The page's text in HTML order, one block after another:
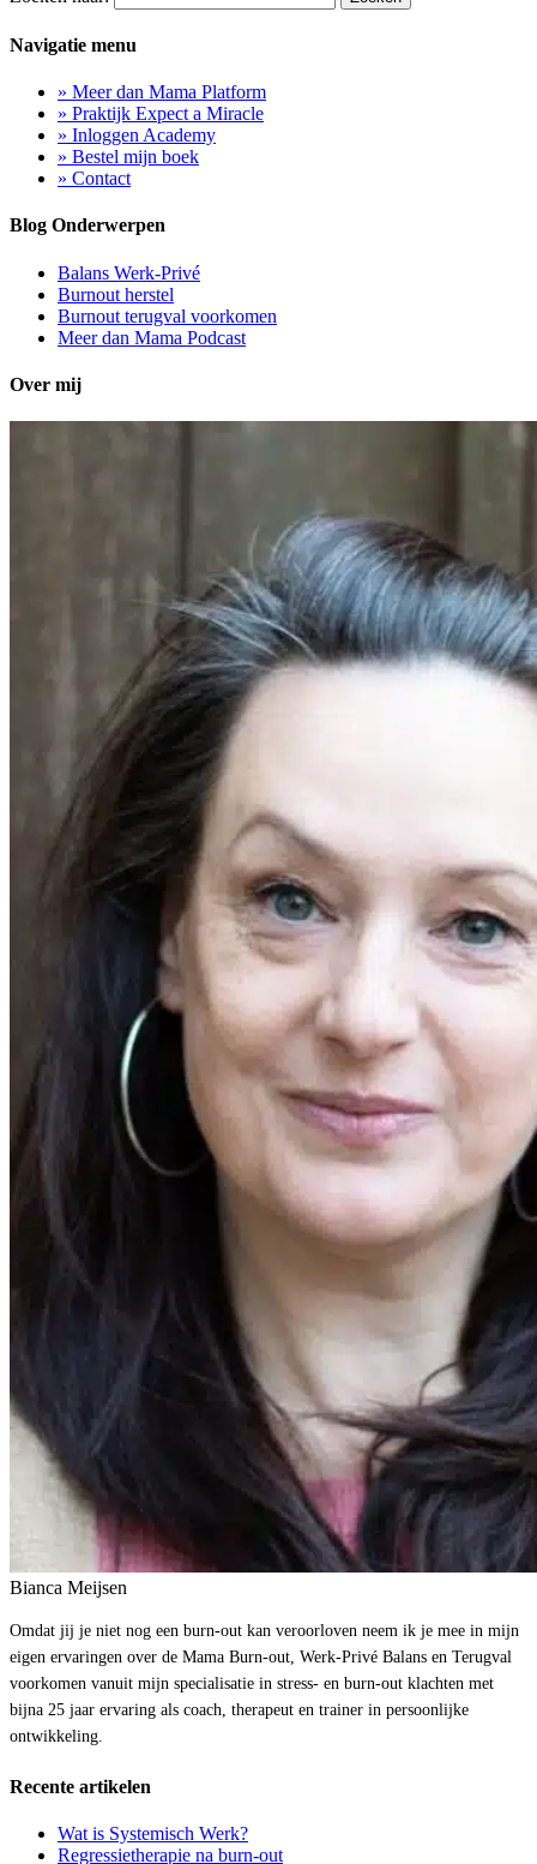
Navigatie menu
» Meer dan Mama Platform
» Praktijk Expect a Miracle
» Inloggen Academy
» Bestel mijn boek
» Contact
Blog Onderwerpen
Balans Werk-Privé
Burnout herstel
Burnout terugval voorkomen
Meer dan Mama Podcast
Over mij
Bianca Meijsen
Omdat jij je niet nog een burn-out kan veroorloven neem ik je mee in mijn
eigen ervaringen over de Mama Burn-out, Werk-Privé Balans en Terugval
voorkomen vanuit mijn specialisatie in stress- en burn-out klachten met
bijna 25 jaar ervaring als coach, therapeut en trainer in persoonlijke
ontwikkeling.
Recente artikelen
Wat is Systemisch Werk?
Regressietherapie na burn-out